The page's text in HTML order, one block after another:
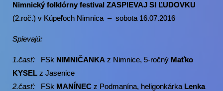
Nimnický folklórny festival ZASPIEVAJ SI ĽUDOVKU
(2.roč.) v Kúpeľoch Nimnica – sobota 16.07.2016
Spievajú:
1.časť: FSk NIMNIČANKA z Nimnice, 5-ročný Maťko
KYSEL z Jasenice
2.časť:
FSk MANÍNEC z Podmanína, heligonkárka Lenka